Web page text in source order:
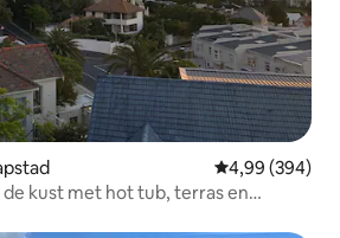
Gemiddelde
4,99 (394)
kust met hot tub, terras en